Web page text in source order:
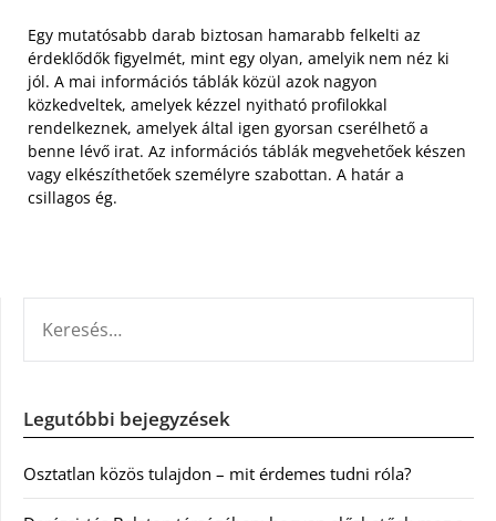
Egy mutatósabb darab biztosan hamarabb felkelti az
érdeklődők figyelmét, mint egy olyan, amelyik nem néz ki
jól. A mai információs táblák közül azok nagyon
közkedveltek, amelyek kézzel nyitható profilokkal
rendelkeznek, amelyek által igen gyorsan cserélhető a
benne lévő irat. Az információs táblák megvehetőek készen
vagy elkészíthetőek személyre szabottan. A határ a
csillagos ég.
Legutóbbi bejegyzések
Osztatlan közös tulajdon – mit érdemes tudni róla?